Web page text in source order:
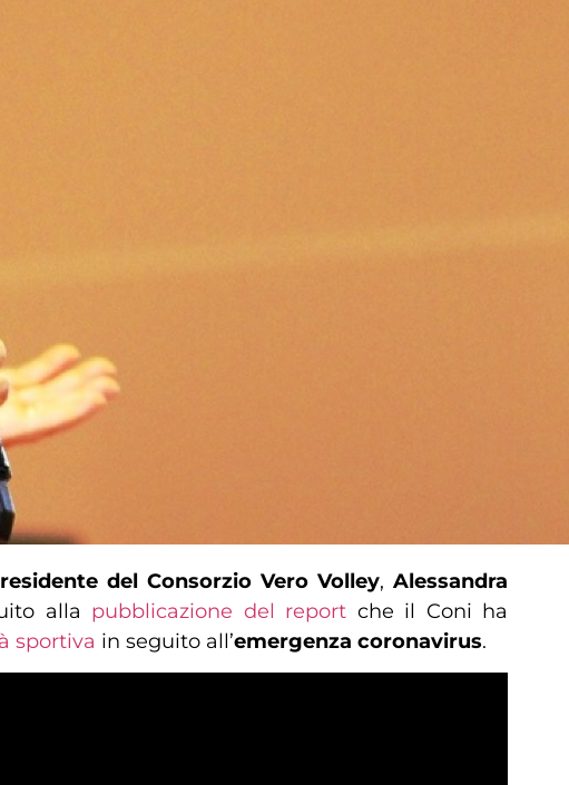
del Consorzio Vero Volley,Alessandra
alla pubblicazione del report che il Coni ha
sportiva in seguito all’emergenza coronavirus.